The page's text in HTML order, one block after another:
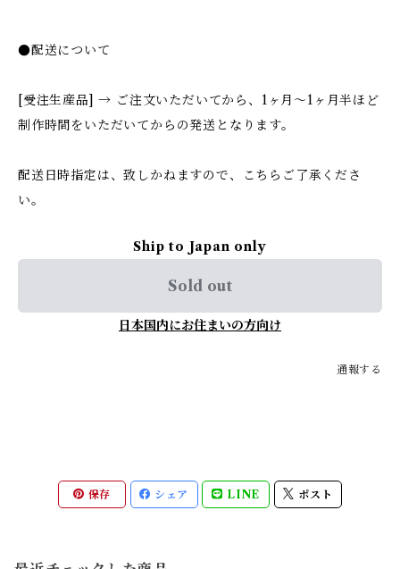
●配送について
[受注生産品] → ご注文いただいてから、1ヶ月〜1ヶ月半ほど
制作時間をいただいてからの発送となります。
配送日時指定は、致しかねますので、こちらご了承くださ
い。
Ship to Japan only
Sold out
日本国内にお住まいの方向け
通報する
保存 シェア LINE ポスト